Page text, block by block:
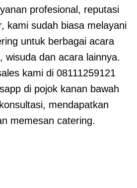
profesional, reputasi
kami sudah biasa melayani
untuk berbagai acara
wisuda dan acara lainnya.
kami di 08111259121
di pojok kanan bawah
mendapatkan
memesan catering.